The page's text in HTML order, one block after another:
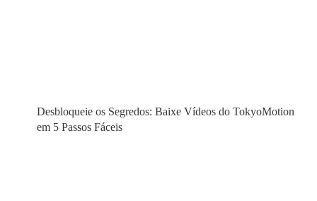
Desbloqueie os Segredos: Baixe Vídeos do TokyoMotion
em 5 Passos Fáceis